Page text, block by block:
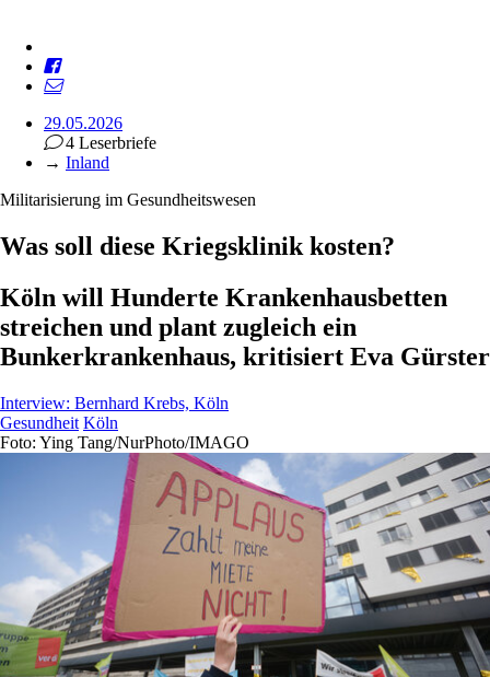
29.05.2026
4 Leserbriefe
→ Inland
Militarisierung im Gesundheitswesen
Was soll diese Kriegsklinik kosten?
Köln will Hunderte Krankenhausbetten
streichen und plant zugleich ein
Bunkerkrankenhaus, kritisiert Eva Gürster
Interview: Bernhard Krebs, Köln
Gesundheit Köln
Foto: Ying Tang/NurPhoto/IMAGO